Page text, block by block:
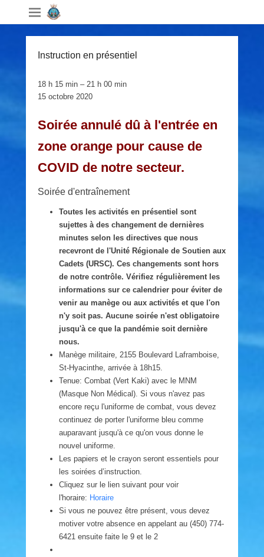
Instruction en présentiel
Instruction
en
18 h 15 min – 21 h 00 min
15 octobre 2020
Soirée annulé dû à l'entrée en
zone orange pour cause de
COVID de notre secteur.
Soirée d'entraînement
Toutes les activités en présentiel sont
sujettes à des changement de dernières
minutes selon les directives que nous
recevront de l'Unité Régionale de Soutien aux
Cadets (URSC). Ces changements sont hors
de notre contrôle. Vérifiez régulièrement les
informations sur ce calendrier pour éviter de
venir au manège ou aux activités et que l'on
n'y soit pas. Aucune soirée n'est obligatoire
jusqu'à ce que la pandémie soit dernière
nous.
Manège militaire, 2155 Boulevard Laframboise,
St-Hyacinthe, arrivée à 18h15.
Tenue: Combat (Vert Kaki) avec le MNM
(Masque Non Médical). Si vous n'avez pas
encore reçu l'uniforme de combat, vous devez
continuez de porter l'uniforme bleu comme
auparavant jusqu'à ce qu'on vous donne le
nouvel uniforme.
Les papiers et le crayon seront essentiels pour
les soirées d’instruction.
Cliquez sur le lien suivant pour voir
l'horaire: Horaire
Si vous ne pouvez être présent, vous devez
motiver votre absence en appelant au (450) 774-
6421 ensuite faite le 9 et le 2